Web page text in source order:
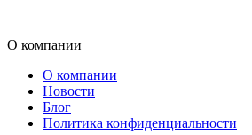
О компании
О компании
Новости
Блог
Политика конфиденциальности